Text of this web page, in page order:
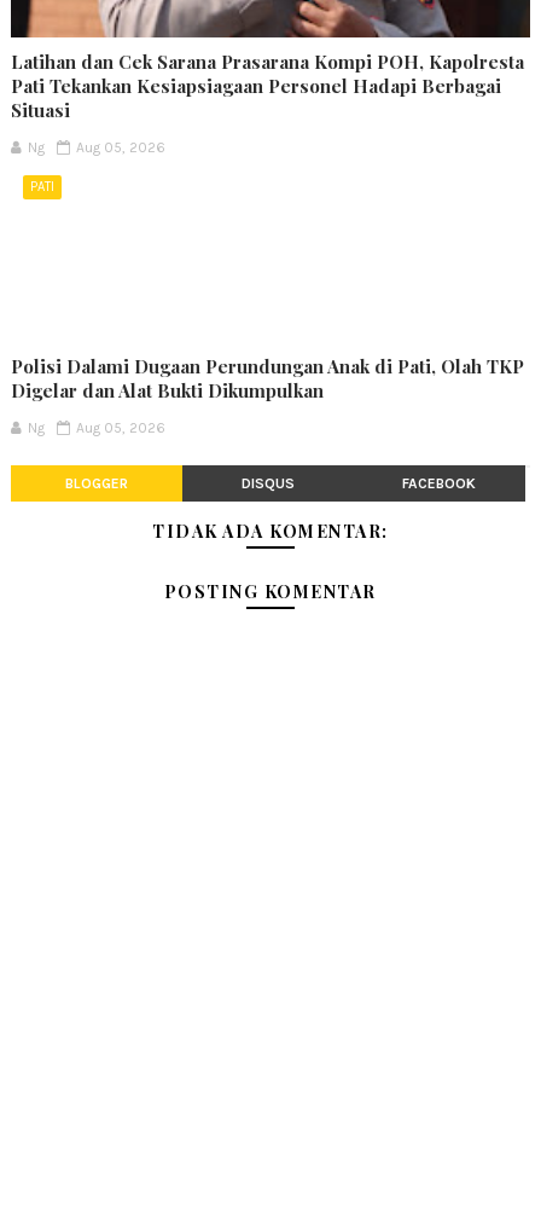
Latihan dan Cek Sarana Prasarana Kompi POH, Kapolresta
Pati Tekankan Kesiapsiagaan Personel Hadapi Berbagai
Situasi
Ng Aug 05, 2026
PATI
Polisi Dalami Dugaan Perundungan Anak di Pati, Olah TKP
Digelar dan Alat Bukti Dikumpulkan
Ng Aug 05, 2026
BLOGGER DISQUS FACEBOOK
TIDAK ADA KOMENTAR:
POSTING KOMENTAR